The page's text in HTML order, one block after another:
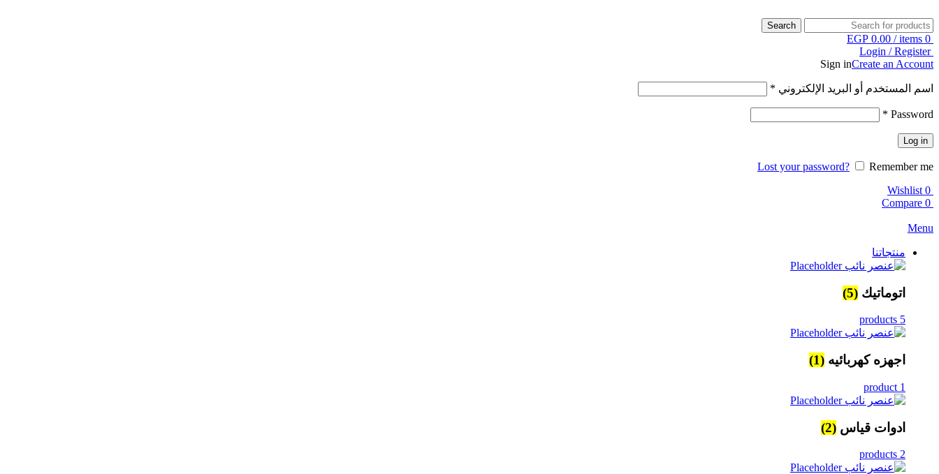
Search
0
items
/
EGP 0.00
Login / Register
Sign inCreate an Account
اسم المستخدم أو البريد الإلكتروني *
Password
*
Log in
Lost your password?
Remember me
0
Wishlist
0
Compare
Menu
منتجاتنا
اتوماتيك (5)
5 products
اجهزه كهربائيه (1)
1 product
ادوات قياس (2)
2 products